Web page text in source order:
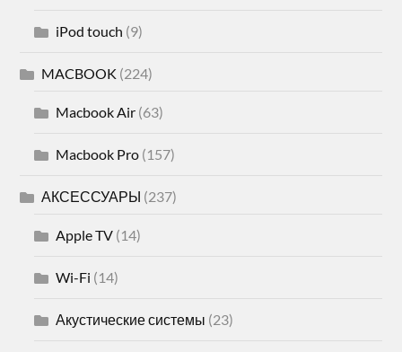
iPod touch (9)
MACBOOK (224)
Macbook Air (63)
Macbook Pro (157)
АКСЕССУАРЫ (237)
Apple TV (14)
Wi-Fi (14)
Акустические системы (23)